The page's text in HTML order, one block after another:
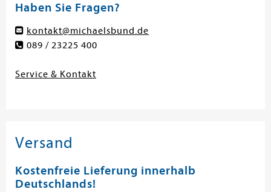
Haben Sie Fragen?
kontakt@michaelsbund.de
089 / 23225 400
Service & Kontakt
Versand
Kostenfreie Lieferung innerhalb
Deutschlands!